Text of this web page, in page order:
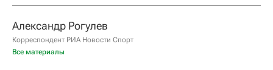
Александр Рогулев
Корреспондент РИА Новости Спорт
Все материалы